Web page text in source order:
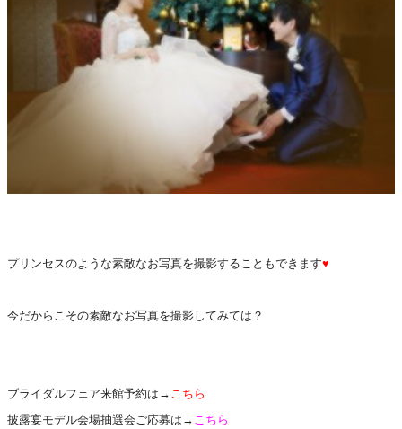
プリンセスのような素敵なお写真を撮影することもできます♥
今だからこその素敵なお写真を撮影してみては？
ブライダルフェア来館予約は→ こちら
披露宴モデル会場抽選会ご応募は→ こちら